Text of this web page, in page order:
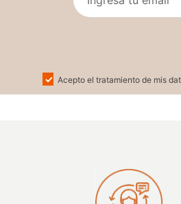
Acepto el tratamiento de mis